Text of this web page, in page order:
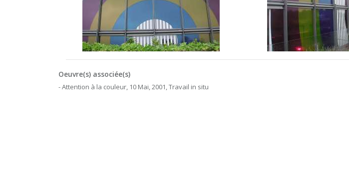
Oeuvre(s) associée(s)
- Attention à la couleur, 10 Mai, 2001, Travail in situ